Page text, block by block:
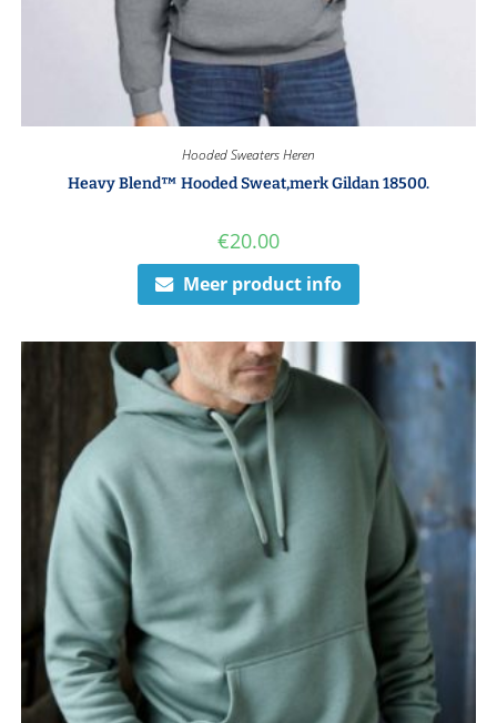
Hooded Sweaters Heren
Heavy Blend™ Hooded Sweat,merk Gildan 18500.
€20.00
Meer product info